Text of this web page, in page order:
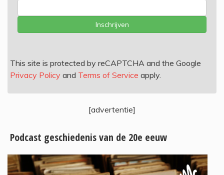
Inschrijven
This site is protected by reCAPTCHA and the Google
Privacy Policy and Terms of Service apply.
[advertentie]
Podcast geschiedenis van de 20e eeuw